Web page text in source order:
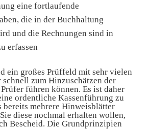
eine fortlaufende
die in der Buchhaltung
und die Rechnungen sind in
erfassen
ein großes Prüffeld mit sehr vielen
schnell zum Hinzuschätzen der
führen können. Es ist daher
ordentliche Kassenführung zu
bereits mehrere Hinweisblätter
diese nochmal erhalten wollen,
Bescheid. Die Grundprinzipien